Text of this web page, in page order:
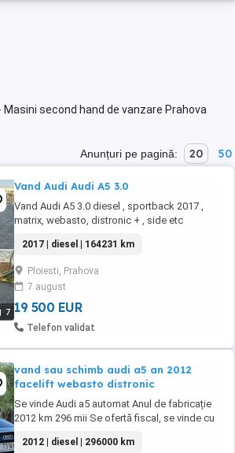
second hand de vanzare Prahova
Anunțuri pe pagină: 20 50
7
Vand Audi Audi A5 3.0
Vand Audi A5 3.0 diesel , sportback 2017 ,
matrix, webasto, distronic + , side etc
2017 | diesel | 164231 km
Ploiesti, Prahova
7 august
19 500 EUR
Telefon validat
vand sau schimb audi a5 an 2012
facelift webasto distronic
Se vinde Audi a5 automat Anul de fabricație
2012 km 296 mii Se ofertă fiscal, se vinde cu
! Dotări: Cutie automată Asistentă faza lungă
2012 | diesel | 296000 km